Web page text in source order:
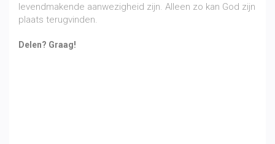
levendmakende aanwezigheid zijn. Alleen zo kan God zijn
plaats terugvinden.
Delen? Graag!